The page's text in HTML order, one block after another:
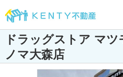
ドラッグストア マ
ノマ大森店